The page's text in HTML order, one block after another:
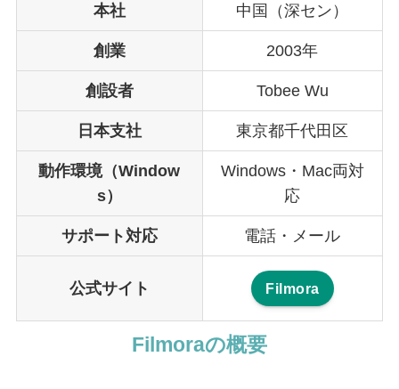
本社 中国（深セン）
創業 2003年
創設者 Tobee Wu
日本支社 東京都千代田区
動作環境（Window
s）
Windows・Mac両対
応
サポート対応 電話・メール
公式サイト Filmora
Filmoraの概要